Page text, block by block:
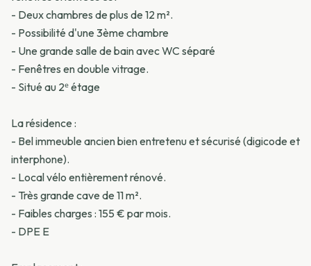
- Deux chambres de plus de 12 m².
- Possibilité d'une 3ème chambre
- Une grande salle de bain avec WC séparé
- Fenêtres en double vitrage.
- Situé au 2ᵉ étage
La résidence :
- Bel immeuble ancien bien entretenu et sécurisé (digicode et
interphone).
- Local vélo entièrement rénové.
- Très grande cave de 11 m².
- Faibles charges : 155 € par mois.
- DPE E